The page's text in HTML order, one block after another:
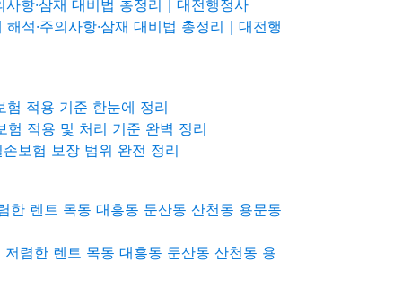
항·삼재 대비법 총정리｜대전행정사
석·주의사항·삼재 대비법 총정리｜대전행
험 적용 기준 한눈에 정리
험 적용 및 처리 기준 완벽 정리
손보험 보장 범위 완전 정리
한 렌트 목동 대흥동 둔산동 산천동 용문동
렴한 렌트 목동 대흥동 둔산동 산천동 용